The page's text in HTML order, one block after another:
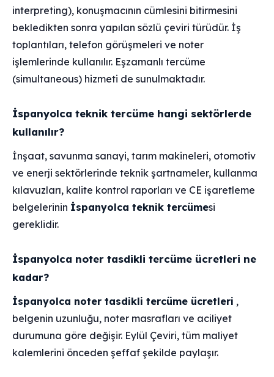
interpreting), konuşmacının cümlesini bitirmesini
bekledikten sonra yapılan sözlü çeviri türüdür. İş
toplantıları, telefon görüşmeleri ve noter
işlemlerinde kullanılır. Eşzamanlı tercüme
(simultaneous) hizmeti de sunulmaktadır.
İspanyolca teknik tercüme hangi sektörlerde
kullanılır?
İnşaat, savunma sanayi, tarım makineleri, otomotiv
ve enerji sektörlerinde teknik şartnameler, kullanma
kılavuzları, kalite kontrol raporları ve CE işaretleme
belgelerinin İspanyolca teknik tercümesi
gereklidir.
İspanyolca noter tasdikli tercüme ücretleri ne
kadar?
İspanyolca noter tasdikli tercüme ücretleri ,
belgenin uzunluğu, noter masrafları ve aciliyet
durumuna göre değişir. Eylül Çeviri, tüm maliyet
kalemlerini önceden şeffaf şekilde paylaşır.